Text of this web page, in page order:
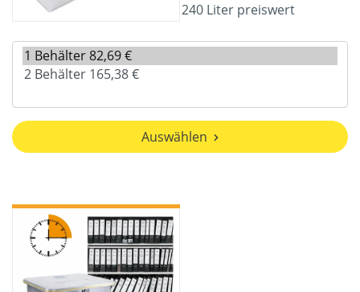
240 Liter preiswert
Auswählen